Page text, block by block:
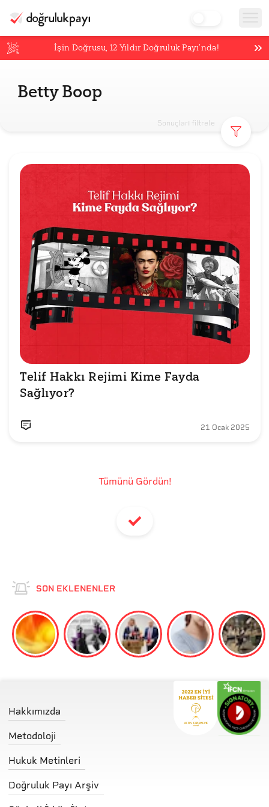
İşin Doğrusu,12 Yıldır Doğruluk Payı’nda!
Betty Boop
Sonuçları filtrele
Telif Hakkı Rejimi Kime Fayda
Sağlıyor?
21 Ocak 2025
Tümünü Gördün!
SON EKLENENLER
Hakkımızda
Metodoloji
Hukuk Metinleri
Doğruluk Payı Arşiv